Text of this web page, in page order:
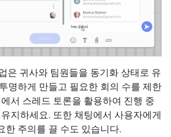
은 귀사와 팀원들을 동기화 상태로 유
명하게 만들고 필요한 회의 수를 제한
서 스레드 토론을 활용하여 진행 중
지하세요. 또한 채팅에서 사용자에게
한 주의를 끌 수도 있습니다.